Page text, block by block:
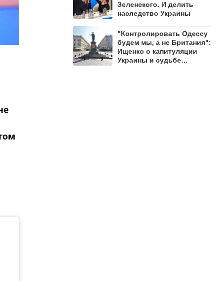
Зеленского. И делить
наследство Украины
"Контролировать Одессу
будем мы, а не Британия":
Ищенко о капитуляции
Украины и судьбе